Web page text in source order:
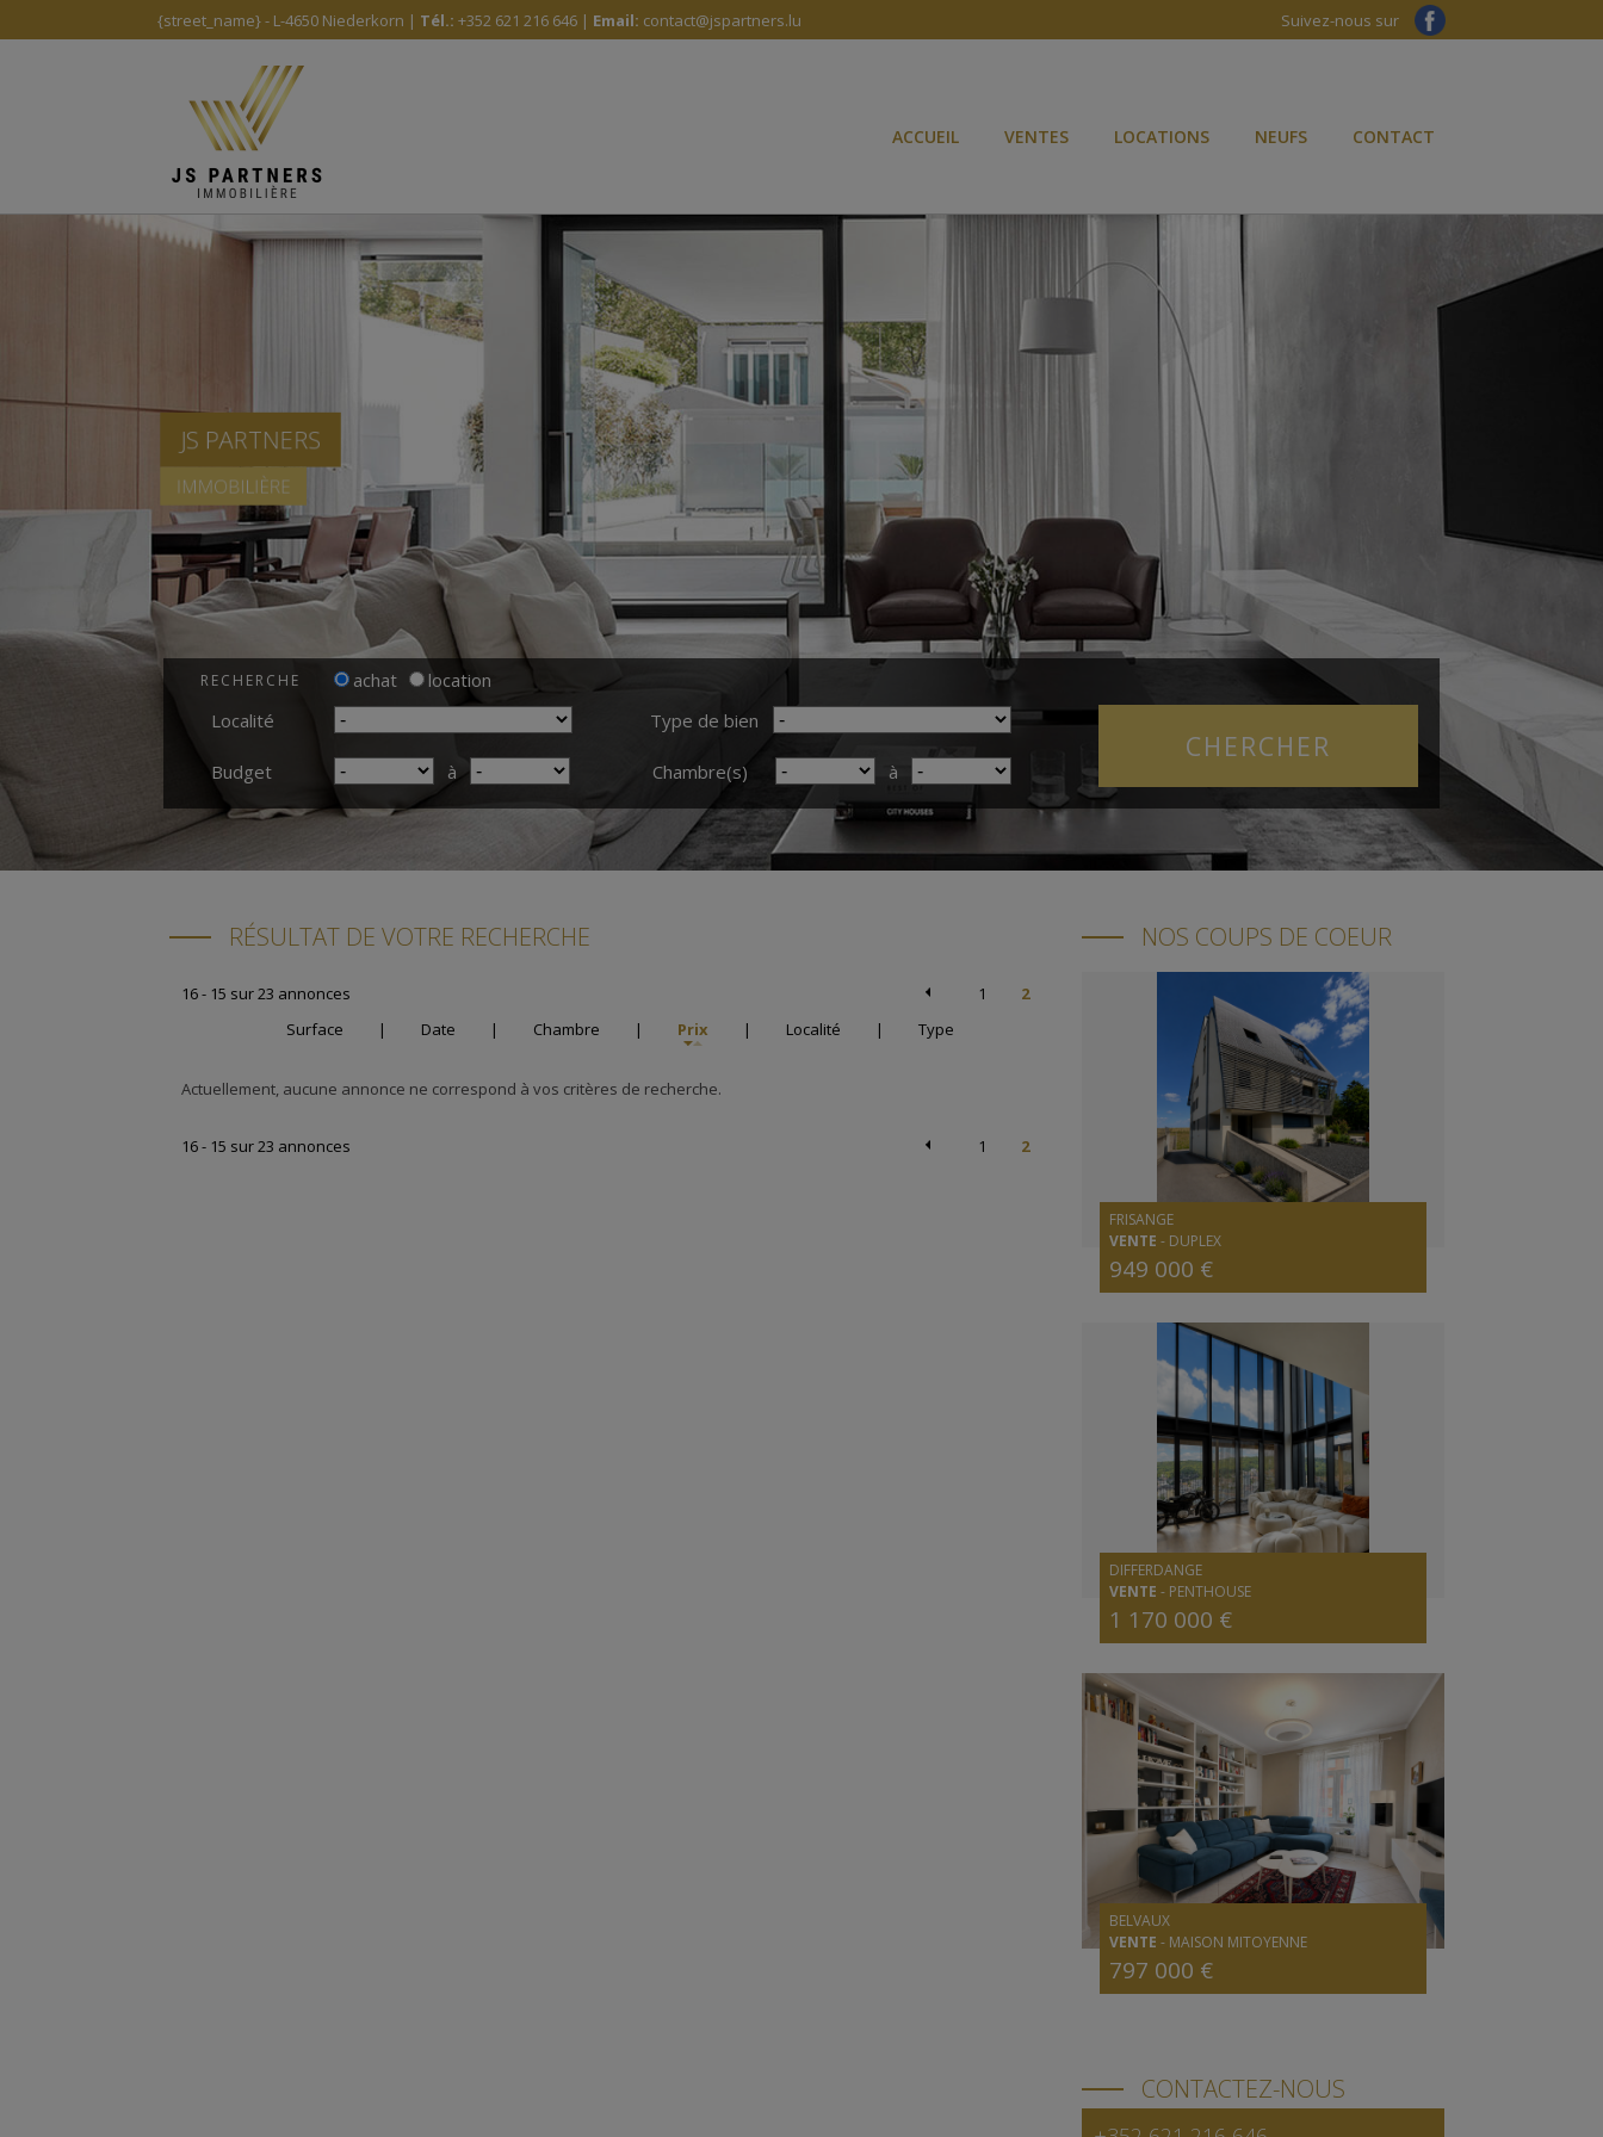
{street_name} - L-4650 Niederkorn | Tél.: +352 621 216 646 | Email: contact@jspartners.lu Suivez-nous sur
ACCUEIL VENTES LOCATIONS NEUFS CONTACT
JS PARTNERS
IMMOBILIÈRE
RECHERCHE achat
location
Localité
Type de bien
Budget à Chambre(s) à
RÉSULTAT DE VOTRE RECHERCHE
16 - 15 sur 23 annonces 1
2
Surface
| Date | Chambre | Prix | Localité | Type
Actuellement, aucune annonce ne correspond à vos critères de recherche.
16 - 15 sur 23 annonces 1 2
NOS COUPS DE COEUR
FRISANGE
VENTE - DUPLEX
949 000 €
DIFFERDANGE
VENTE - PENTHOUSE
1 170 000 €
BELVAUX
VENTE - MAISON MITOYENNE
797 000 €
CONTACTEZ-NOUS